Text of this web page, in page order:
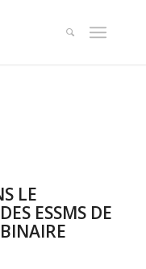
LE
ESSMS DE